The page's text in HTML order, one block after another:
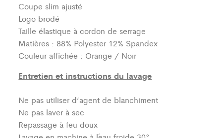
Coupe slim ajusté
Logo brodé
Taille élastique à cordon de serrage
Matières : 88% Polyester 12% Spandex
Couleur affichée : Orange / Noir
Entretien et instructions du lavage
Ne pas utiliser d’agent de blanchiment
Ne pas laver à sec
Repassage à feu doux